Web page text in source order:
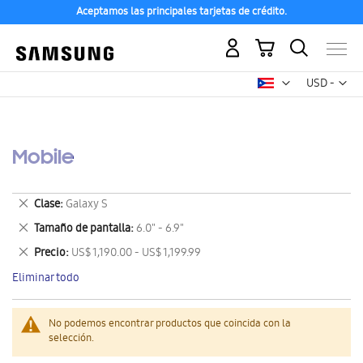
Aceptamos las principales tarjetas de crédito.
USD -
dólar
Mi carrito
Mobile
No podemos encontrar productos que coincida con la
selección.
Clase Galaxy S
Eliminar
este
artículo
Tamaño de pantalla 6.0" - 6.9"
Eliminar
este
artículo
Precio US$ 1,190.00 - US$ 1,199.99
Eliminar
este
artículo
Eliminar todo